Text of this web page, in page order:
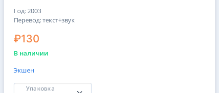
Год: 2003
Перевод: текст+звук
₽130
В наличии
Экшен
Упаковка